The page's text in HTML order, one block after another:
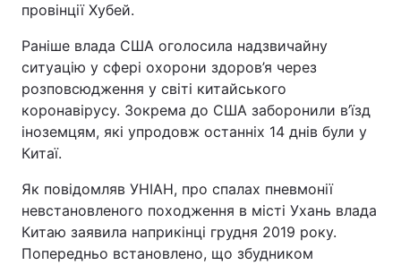
провінції Хубей.
Раніше влада США оголосила надзвичайну
ситуацію у сфері охорони здоров’я через
розповсюдження у світі китайського
коронавірусу. Зокрема до США заборонили в’їзд
іноземцям, які упродовж останніх 14 днів були у
Китаї.
Як повідомляв УНІАН, про спалах пневмонії
невстановленого походження в місті Ухань влада
Китаю заявила наприкінці грудня 2019 року.
Попередньо встановлено, що збудником